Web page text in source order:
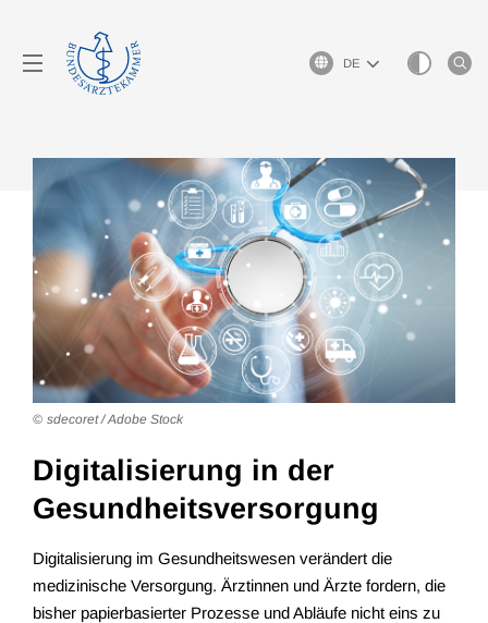
Sprachauswahl
Digitalisierung in der
Gesundheitsversorgung
Digitalisierung im Gesundheitswesen verändert die
medizinische Versorgung. Ärztinnen und Ärzte fordern, die
bisher papierbasierter Prozesse und Abläufe nicht eins zu
sdecoret / Adobe Stock